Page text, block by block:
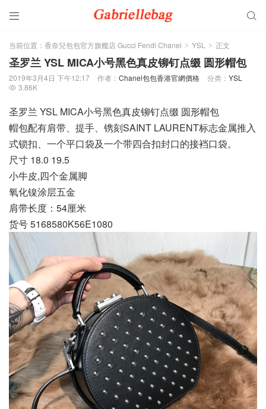
 
当前位置： 香奈兒包包官方旗艦店 Gucci Fendi Chanel > YSL > 正文
圣罗兰 YSL MICA小号黑色真皮铆钉点缀 圆形帽包
2019年3月4日 下午12:17 作者： Chanel包包香港官網價格 分类： YSL
 3.86K
圣罗兰 YSL MICA小号黑色真皮铆钉点缀 圆形帽包
帽包配有肩带、提手、镌刻SAINT LAURENT标志金属推入
式锁扣、一个平口袋及一个带四合扣封口的接裆口袋。
尺寸 18.0 19.5
小牛皮,四个金属脚
氧化镍涂层五金
肩带长度：54厘米
货号 5168580K56E1080